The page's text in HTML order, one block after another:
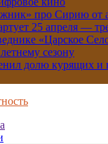
про Сирию от
25 апреля —
«Царское
сезону
долю курящих